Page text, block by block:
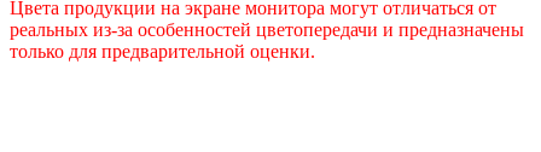
Цвета продукции на экране монитора могут отличаться от
реальных из-за особенностей цветопередачи и предназначены
только для предварительной оценки.